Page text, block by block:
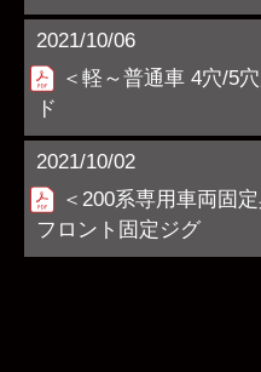
2021/10/06
＜軽～普通車 4穴/5
ド
2021/10/02
＜200系専用車両固
フロント固定ジグ